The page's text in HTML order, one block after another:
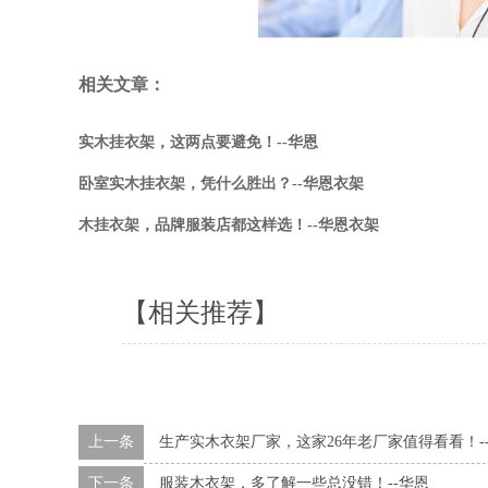
相关文章：
实木挂衣架，这两点要避免！--华恩
卧室实木挂衣架，凭什么胜出？--华恩衣架
木挂衣架，品牌服装店都这样选！--华恩衣架
【相关推荐】
上一条 生产实木衣架厂家，这家26年老厂家值得看看！
下一条 服装木衣架，多了解一些总没错！--华恩